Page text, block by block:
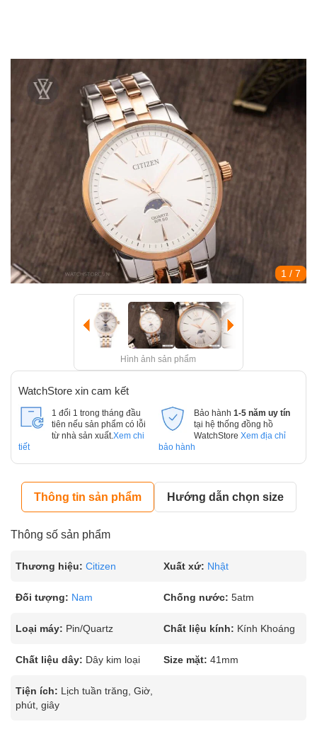
1 / 7
Hình ảnh sản phẩm
WatchStore xin cam kết
1 đổi 1 trong tháng đầu
tiên nếu sản phẩm có lỗi
từ nhà sản xuất. Xem chi
tiết
Bảo hành 1-5 năm uy tín
tại hệ thống đồng hồ
WatchStore Xem địa chỉ
bảo hành
Thông tin sản phẩm Hướng dẫn chọn size
Thông số sản phẩm
Thương hiệu: Citizen Xuất xứ: Nhật
Đối tượng: Nam Chống nước: 5atm
Loại máy: Pin/Quartz Chất liệu kính: Kính Khoáng
Chất liệu dây: Dây kim loại Size mặt: 41mm
Tiện ích: Lịch tuần trăng, Giờ,
phút, giây